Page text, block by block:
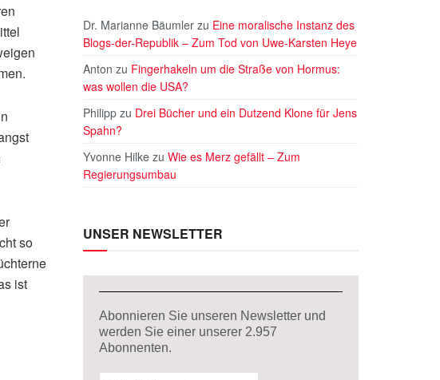
so
ist
Dr. Marianne Bäumler zu Eine moralische Instanz des
Blogs-der-Republik – Zum Tod von Uwe-Karsten Heye
Anton zu Fingerhakeln um die Straße von Hormus:
was wollen die USA?
Philipp zu Drei Bücher und ein Dutzend Klone für Jens
Spahn?
Yvonne Hilke zu Wie es Merz gefällt – Zum
Regierungsumbau
UNSER NEWSLETTER
Abonnieren Sie unseren Newsletter und
werden Sie einer unserer 2.957
Abonnenten.